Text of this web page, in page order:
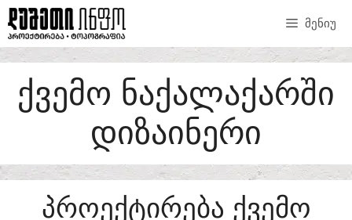
SKIP
TO
CONTENT
ᲛᲔᲜᲘᲣ
ᲥᲕᲔᲛᲝ ᲜᲐᲥᲐᲚᲐᲥᲐᲠᲨᲘ
ᲓᲘᲖᲐᲘᲜᲔᲠᲘ
ᲞᲠᲝᲔᲥᲢᲘᲠᲔᲑᲐ ᲥᲕᲔᲛᲝ